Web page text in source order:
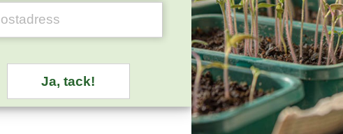
MEDLEM
på ditt medlemskap.
medlem? Logga in
erbjudande.
Ja, tack!